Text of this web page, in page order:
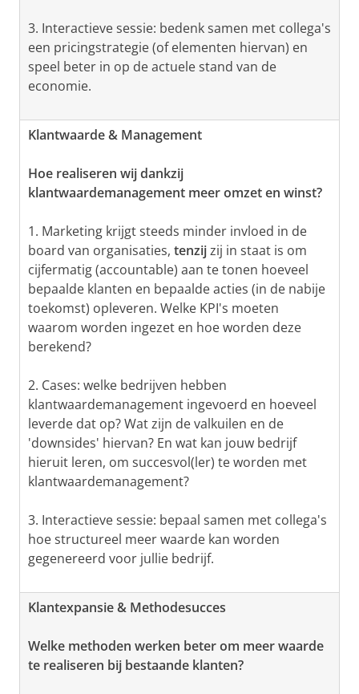
3. Interactieve sessie: bedenk samen met collega's
een pricingstrategie (of elementen hiervan) en
speel beter in op de actuele stand van de
economie.
Klantwaarde & Management
Hoe realiseren wij dankzij
klantwaardemanagement meer omzet en winst?
1. Marketing krijgt steeds minder invloed in de
board van organisaties, tenzijzij in staat is om
cijfermatig (accountable) aan te tonen hoeveel
bepaalde klanten en bepaalde acties (in de nabije
toekomst) opleveren. Welke KPI's moeten
waarom worden ingezet en hoe worden deze
berekend?
2. Cases: welke bedrijven hebben
klantwaardemanagement ingevoerd en hoeveel
leverde dat op? Wat zijn de valkuilen en de
'downsides' hiervan? En wat kan jouw bedrijf
hieruit leren, om succesvol(ler) te worden met
klantwaardemanagement?
3. Interactieve sessie: bepaal samen met collega's
hoe structureel meer waarde kan worden
gegenereerd voor jullie bedrijf.
Klantexpansie & Methodesucces
Welke methoden werken beter om meer waarde
te realiseren bij bestaande klanten?